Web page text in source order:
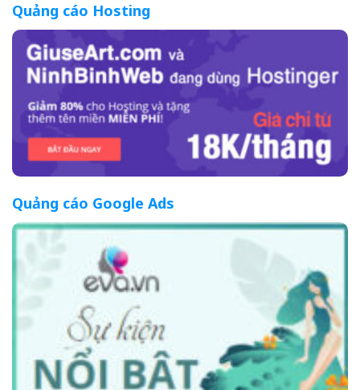
Quảng cáo Hosting
Quảng cáo Google Ads